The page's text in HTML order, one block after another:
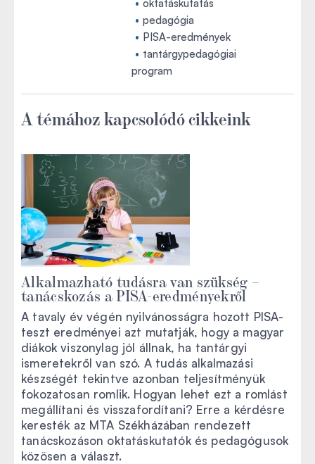
oktatáskutatás
pedagógia
PISA-eredmények
tantárgypedagógiai
program
A témához kapcsolódó cikkeink
Alkalmazható tudásra van szükség –
tanácskozás a PISA-eredményekről
A tavaly év végén nyilvánosságra hozott PISA-
teszt eredményei azt mutatják, hogy a magyar
diákok viszonylag jól állnak, ha tantárgyi
ismeretekről van szó. A tudás alkalmazási
készségét tekintve azonban teljesítményük
fokozatosan romlik. Hogyan lehet ezt a romlást
megállítani és visszafordítani? Erre a kérdésre
keresték az MTA Székházában rendezett
tanácskozáson oktatáskutatók és pedagógusok
közösen a választ.